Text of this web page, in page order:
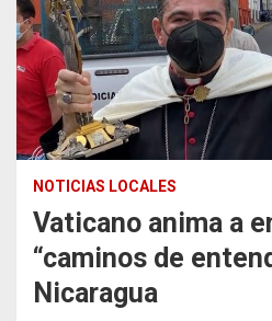
NOTICIAS LOCALES
Vaticano anima a
“caminos de
Nicaragua